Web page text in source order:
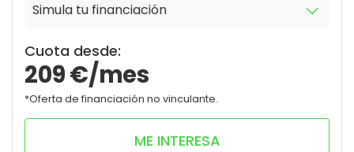
Simula tu financiación
Cuota desde:
209€/mes
*Oferta de financiación no vinculante.
ME INTERESA